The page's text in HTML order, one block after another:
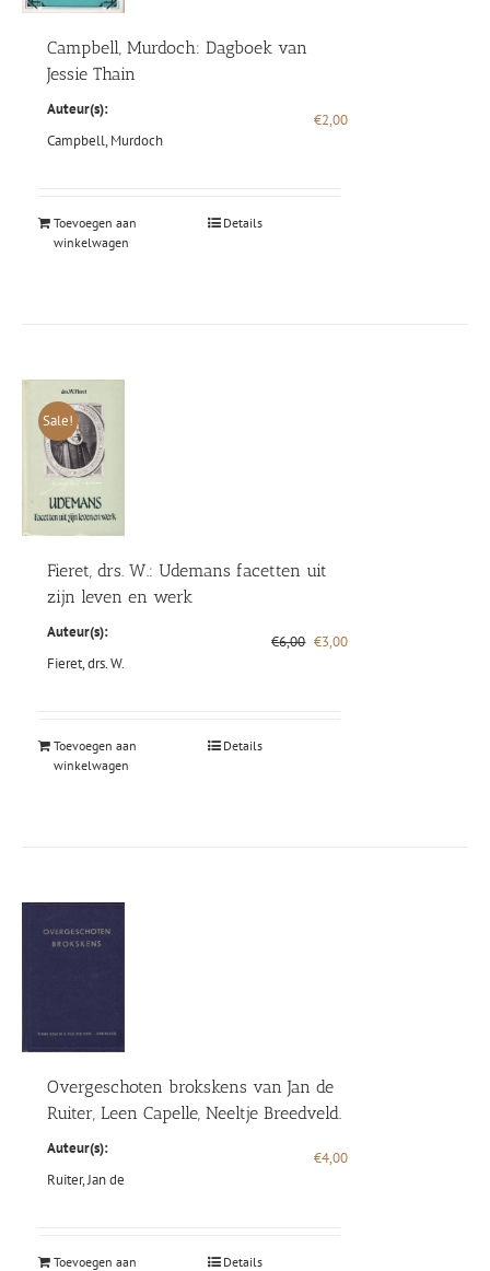
Campbell, Murdoch: Dagboek van
Jessie Thain
Auteur(s):
Campbell, Murdoch
€2,00
Toevoegen aan
winkelwagen
Details
Sale!
Fieret, drs. W.: Udemans facetten uit
zijn leven en werk
Auteur(s):
Fieret, drs. W.
€6,00 Oorspronkelijke
€3,00Huidige
Toevoegen aan
winkelwagen
Details
Overgeschoten brokskens van Jan de
Ruiter, Leen Capelle, Neeltje Breedveld.
Auteur(s):
Ruiter, Jan de
€4,00
Toevoegen aan
Details